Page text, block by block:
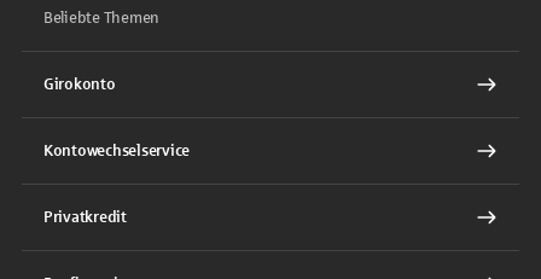
Beliebte Themen
Girokonto
Kontowechselservice
Privatkredit